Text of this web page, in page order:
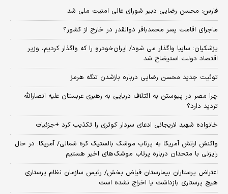
فارس: محسن رضایی دبیر شورای عالی امنیت ملی شد
ماجرای اقامت پسر محمدباقر ذوالقدر در خارج از کشور؟
پزشکیان: سایپا واگذار می شود/ ایران‌خودرو را که واگذار کردیم، وزیر
اقتصاد دولت استیضاح شد
توئیت جدید محسن رضایی درباره بازشدن تنگه هرمز
چرا مصر در پیوستن به ائتلاف دریایی به رهبری عربستان علیه انصارالله
تردید دارد؟
خانواده شهید لاریجانی ادعای سردار کوثری را تکذیب کرد +جزئیات
واکنش ارتش آمریکا به پرتاب موشک بالستیک کره شمالی/ آمریکا: در حال
رایزنی با متحدان درباره پرتاب موشک‌های اخیر هستیم
اعتراض پرستاران بیمارستان فیاض بخش/ رئیس سازمان نظام پرستاری:
هیچ پرستاری بازداشت یا اخراج نشده است